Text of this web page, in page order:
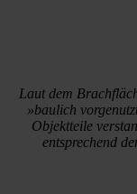
Laut dem
»baulich
Objektteile
entsprechend